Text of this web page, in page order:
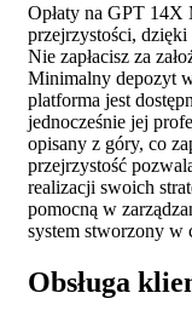
Opłaty na GPT 14X
przejrzystości,
Nie zapłacisz za
Minimalny depozyt
platforma jest
jednocześnie jej
opisany z góry, co
przejrzystość
realizacji swoich
pomocną w
system stworzony w
Obsługa